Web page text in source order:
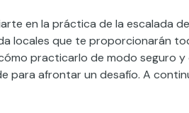
en la práctica de la escalada
locales que te proporcionarán
practicarlo de modo seguro
para afrontar un desafío. A